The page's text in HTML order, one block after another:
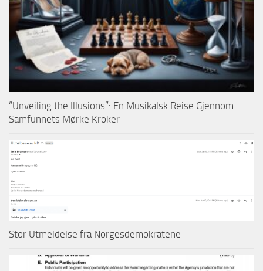
“Unveiling the Illusions”: En Musikalsk Reise Gjennom
Samfunnets Mørke Kroker
Stor Utmeldelse fra Norgesdemokratene